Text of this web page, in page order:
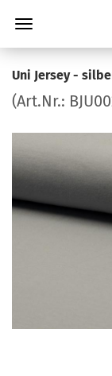
Uni Jersey -
(Art.Nr.: